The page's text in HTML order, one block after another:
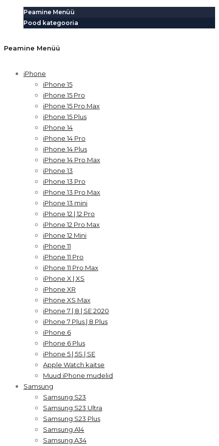
Peamine Menüü
Pood kategooria
Peamine Menüü
iPhone
iPhone 15
iPhone 15 Pro
iPhone 15 Pro Max
iPhone 15 Plus
iPhone 14
iPhone 14 Pro
iPhone 14 Plus
iPhone 14 Pro Max
iPhone 13
iPhone 13 Pro
iPhone 13 Pro Max
iPhone 13 mini
iPhone 12 | 12 Pro
iPhone 12 Pro Max
iPhone 12 Mini
iPhone 11
iPhone 11 Pro
iPhone 11 Pro Max
iPhone X | XS
iPhone XR
iPhone XS Max
iPhone 7 | 8 | SE 2020
iPhone 7 Plus | 8 Plus
iPhone 6
iPhone 6 Plus
iPhone 5 | 5S | SE
Apple Watch kaitse
Muud iPhone mudelid
Samsung
Samsung S23
Samsung S23 Ultra
Samsung S23 Plus
Samsung A14
Samsung A34